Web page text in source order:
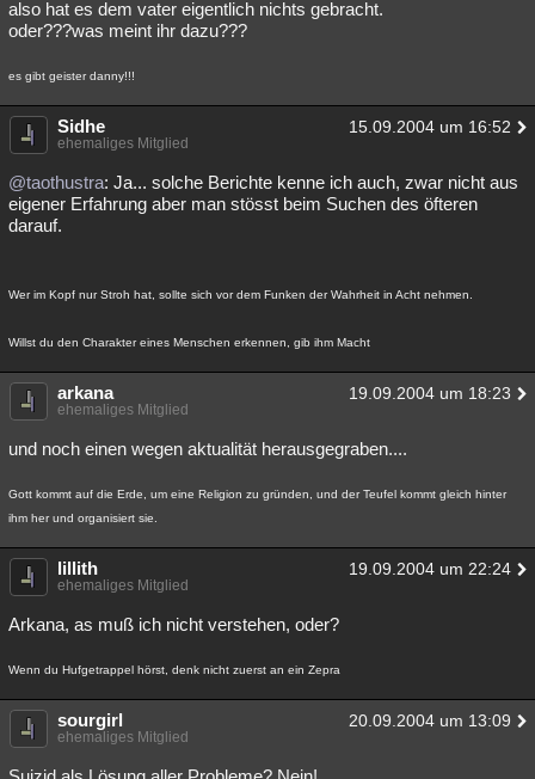
also hat es dem vater eigentlich nichts gebracht.
oder???was meint ihr dazu???
es gibt geister danny!!!
Sidhe 15.09.2004 um 16:52
ehemaliges Mitglied
@taothustra: Ja... solche Berichte kenne ich auch, zwar nicht aus
eigener Erfahrung aber man stösst beim Suchen des öfteren
darauf.
Wer im Kopf nur Stroh hat, sollte sich vor dem Funken der Wahrheit in Acht nehmen.
Willst du den Charakter eines Menschen erkennen, gib ihm Macht
arkana 19.09.2004 um 18:23
ehemaliges Mitglied
und noch einen wegen aktualität herausgegraben....
Gott kommt auf die Erde, um eine Religion zu gründen, und der Teufel kommt gleich hinter
ihm her und organisiert sie.
lillith 19.09.2004 um 22:24
ehemaliges Mitglied
Arkana, as muß ich nicht verstehen, oder?
Wenn du Hufgetrappel hörst, denk nicht zuerst an ein Zepra
sourgirl 20.09.2004 um 13:09
ehemaliges Mitglied